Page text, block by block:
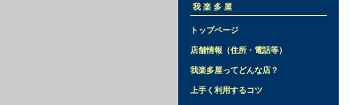
我楽多屋
トップページ
店舗情報（住所・電話等）
我楽多屋ってどんな店？
上手く利用するコツ